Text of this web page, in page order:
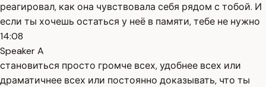
реагировал, как она чувствовала себя рядом с тобой. И
если ты хочешь остаться у неё в памяти, тебе не нужно
14:08
Speaker A
становиться просто громче всех, удобнее всех или
драматичнее всех или постоянно доказывать, что ты